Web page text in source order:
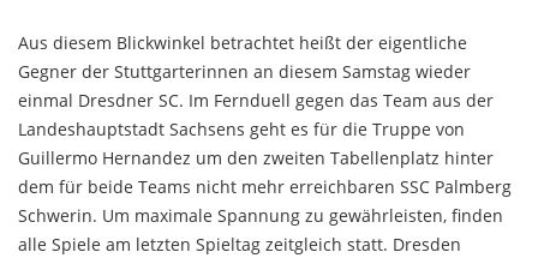
Aus diesem Blickwinkel betrachtet heißt der eigentliche
Gegner der Stuttgarterinnen an diesem Samstag wieder
einmal Dresdner SC. Im Fernduell gegen das Team aus der
Landeshauptstadt Sachsens geht es für die Truppe von
Guillermo Hernandez um den zweiten Tabellenplatz hinter
dem für beide Teams nicht mehr erreichbaren SSC Palmberg
Schwerin. Um maximale Spannung zu gewährleisten, finden
alle Spiele am letzten Spieltag zeitgleich statt. Dresden